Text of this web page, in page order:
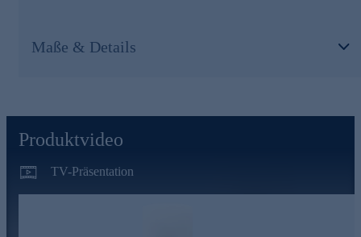
Maße & Details
Produktvideo
TV-Präsentation